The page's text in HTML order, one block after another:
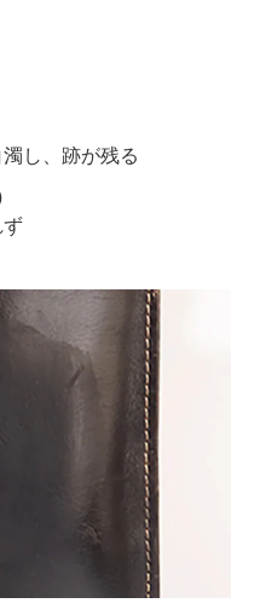
し、跡が残る